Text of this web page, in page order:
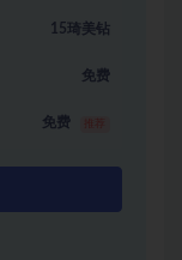
15琦美钻
免费
免费